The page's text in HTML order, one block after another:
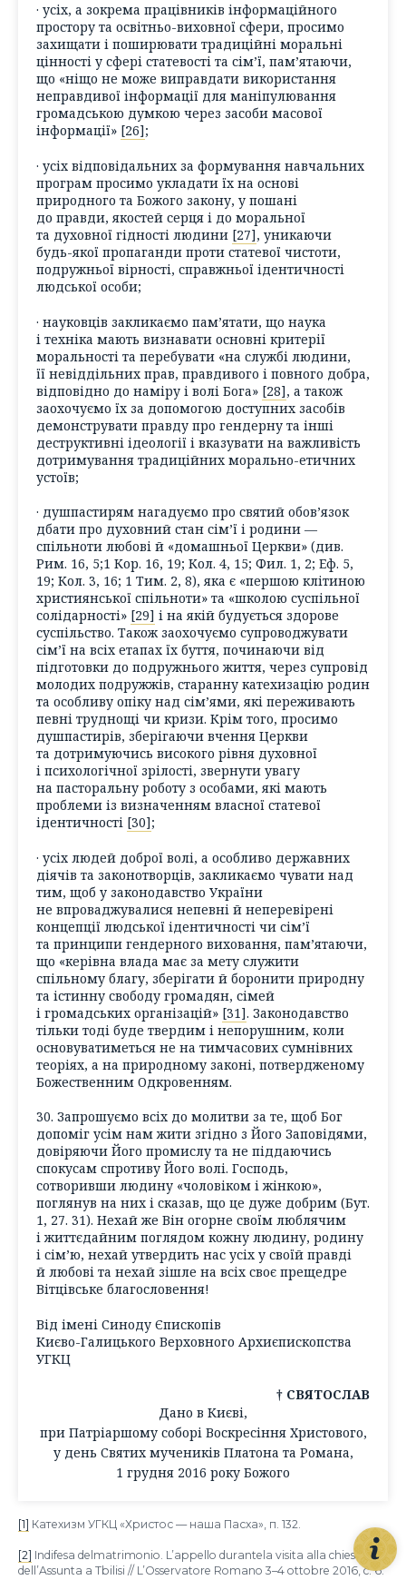
· усіх, а зокрема працівників інформаційного
простору та освітньо-виховної сфери, просимо
захищати і поширювати традиційні моральні
цінності у сфері статевості та сім’ї, пам’ятаючи,
що «ніщо не може виправдати використання
неправдивої інформації для маніпулювання
громадською думкою через засоби масової
інформації» [26];
· усіх відповідальних за формування навчальних
програм просимо укладати їх на основі
природного та Божого закону, у пошані
до правди, якостей серця і до моральної
та духовної гідності людини [27], уникаючи
будь-якої пропаганди проти статевої чистоти,
подружньої вірності, справжньої ідентичності
людської особи;
· науковців закликаємо пам’ятати, що наука
і техніка мають визнавати основні критерії
моральності та перебувати «на службі людини,
її невіддільних прав, правдивого і повного добра,
відповідно до наміру і волі Бога» [28], а також
заохочуємо їх за допомогою доступних засобів
демонструвати правду про гендерну та інші
деструктивні ідеології і вказувати на важливість
дотримування традиційних морально-етичних
устоїв;
· душпастирям нагадуємо про святий обов’язок
дбати про духовний стан сім’ї і родини —
спільноти любові й «домашньої Церкви» (див.
Рим. 16, 5;1 Кор. 16, 19; Кол. 4, 15; Фил. 1, 2; Еф. 5,
19; Кол. 3, 16; 1 Тим. 2, 8), яка є «першою клітиною
християнської спільноти» та «школою суспільної
солідарності» [29] і на якій будується здорове
суспільство. Також заохочуємо супроводжувати
сім’ї на всіх етапах їх буття, починаючи від
підготовки до подружнього життя, через супровід
молодих подружжів, старанну катехизацію родин
та особливу опіку над сім’ями, які переживають
певні труднощі чи кризи. Крім того, просимо
душпастирів, зберігаючи вчення Церкви
та дотримуючись високого рівня духовної
і психологічної зрілості, звернути увагу
на пасторальну роботу з особами, які мають
проблеми із визначенням власної статевої
ідентичності [30];
· усіх людей доброї волі, а особливо державних
діячів та законотворців, закликаємо чувати над
тим, щоб у законодавство України
не впроваджувалися непевні й неперевірені
концепції людської ідентичності чи сім’ї
та принципи гендерного виховання, пам’ятаючи,
що «керівна влада має за мету служити
спільному благу, зберігати й боронити природну
та істинну свободу громадян, сімей
і громадських організацій» [31]. Законодавство
тільки тоді буде твердим і непорушним, коли
основуватиметься не на тимчасових сумнівних
теоріях, а на природному законі, потвердженому
Божественним Одкровенням.
30. Запрошуємо всіх до молитви за те, щоб Бог
допоміг усім нам жити згідно з Його Заповідями,
довіряючи Його промислу та не піддаючись
спокусам спротиву Його волі. Господь,
сотворивши людину «чоловіком і жінкою»,
поглянув на них і сказав, що це дуже добрим (Бут.
1, 27. 31). Нехай же Він огорне своїм люблячим
і життєдайним поглядом кожну людину, родину
і сім’ю, нехай утвердить нас усіх у своїй правді
й любові та нехай зішле на всіх своє прещедре
Вітцівське благословення!
Від імені Синоду Єпископів
Києво-Галицького Верховного Архиєпископства
УГКЦ
† СВЯТОСЛАВ
Дано в Києві,
при Патріаршому соборі Воскресіння Христового,
у день Святих мучеників Платона та Романа,
1 грудня 2016 року Божого
[1] Катехизм УГКЦ «Христос — наша Пасха», п. 132.
[2] Indifesa delmatrimonio. L’appello durantela visita alla chiesa
dell’Assunta a Tbilisi // L’Osservatore Romano 3–4 ottobre 2016, c. 6.